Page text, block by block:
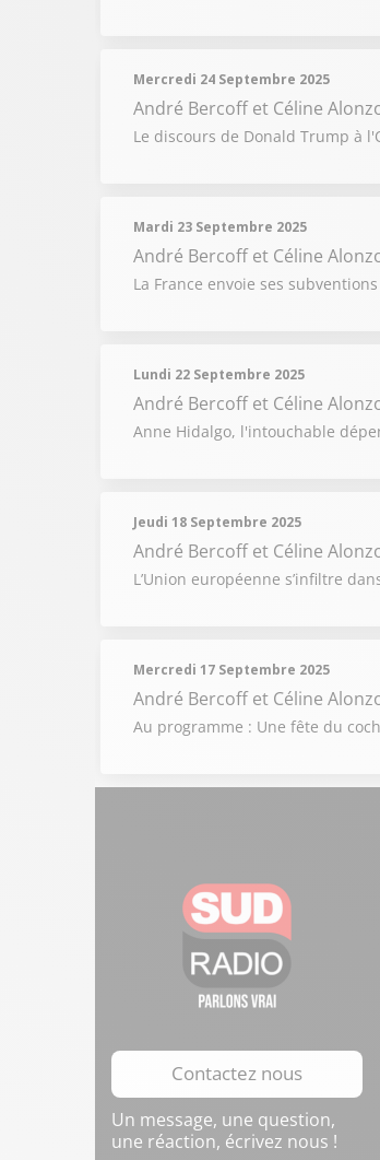
Mercredi 24 Septembre 2025
André Bercoff et Céline
Le discours de Donald Trump à
Mardi 23 Septembre 2025
André Bercoff et Céline
La France envoie ses
Lundi 22 Septembre 2025
André Bercoff et Céline
Anne Hidalgo, l'intouchable
Jeudi 18 Septembre 2025
André Bercoff et Céline
L’Union européenne s’infiltre
Mercredi 17 Septembre 2025
André Bercoff et Céline
Au programme : Une fête du
Contactez nous
Un message, une question,
une réaction, écrivez nous !